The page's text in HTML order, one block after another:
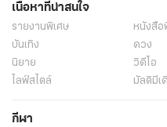
เนื้อหาที่น่าสนใจ
รายงานพิเศษ หนังสื
บันเทิง
ดวง
นิยาย
วิดีโอ
ไลฟ์สไตล์
มัลติมีเ
กีฬา